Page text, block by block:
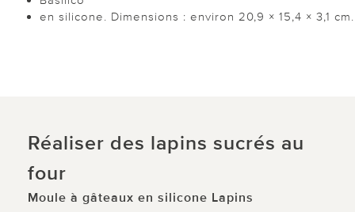
en silicone. Dimensions : environ 20,9 × 15,4 × 3,1 cm.
Réaliser des lapins sucrés au
four
Moule à gâteaux en silicone Lapins